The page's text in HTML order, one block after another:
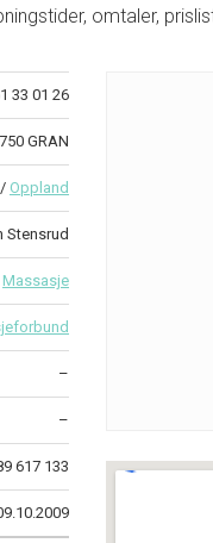
omtaler,
33 01 26
GRAN
/ Oppland
Stensrud
Massasje
–
–
617 133